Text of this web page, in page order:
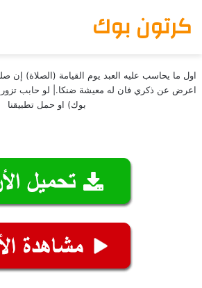
كرتون بوك
اول ما يحاسب عليه العبد يوم القيامة (الصلاة)
اعرض عن ذكري فان له معيشة ضنكا.| لو حابب
بوك) او حمل تطبيقنا